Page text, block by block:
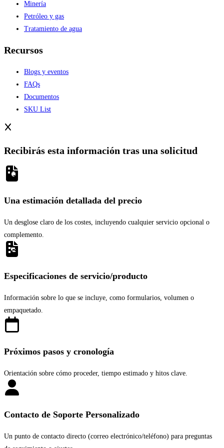
Minería
Petróleo y gas
Tratamiento de agua
Recursos
Blogs y eventos
FAQs
Documentos
SKU List
Recibirás esta información tras una solicitud
Una estimación detallada del precio
Un desglose claro de los costes, incluyendo cualquier servicio opcional o
complemento.
Especificaciones de servicio/producto
Información sobre lo que se incluye, como formularios, volumen o
empaquetado.
Próximos pasos y cronología
Orientación sobre cómo proceder, tiempo estimado y hitos clave.
Contacto de Soporte Personalizado
Un punto de contacto directo (correo electrónico/teléfono) para preguntas